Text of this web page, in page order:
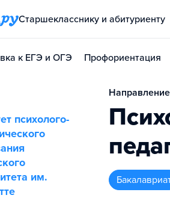
Старшекласснику и абитуриенту
к ЕГЭ и ОГЭ Профориентация
психолого-
им.